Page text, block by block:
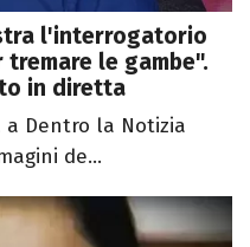
l'interrogatorio
tremare le gambe".
in diretta
Dentro la Notizia
de...